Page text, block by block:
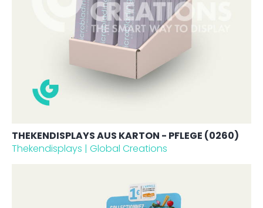
THEKENDISPLAYS AUS KARTON - PFLEGE (0260)
Thekendisplays | Global Creations